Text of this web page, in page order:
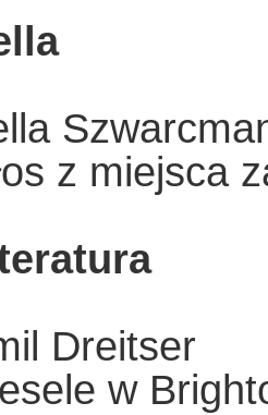
z miejsca
Dreitser
w